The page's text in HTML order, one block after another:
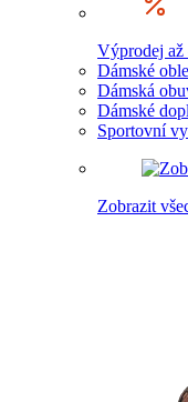
Výprodej až
Dámské
Dámská
Dámské
Sportovní
Zobrazit